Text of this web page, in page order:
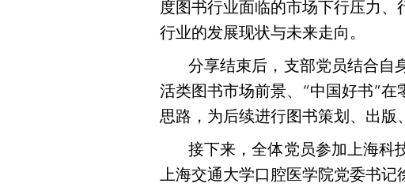
度图书行业面临的市场下行压力
行业的发展现状与未来走向。
分享结束后，支部党员结合自
活类图书市场前景、“中国好书”
思路，为后续进行图书策划、出版
接下来，全体党员参加上海科
上海交通大学口腔医学院党委书